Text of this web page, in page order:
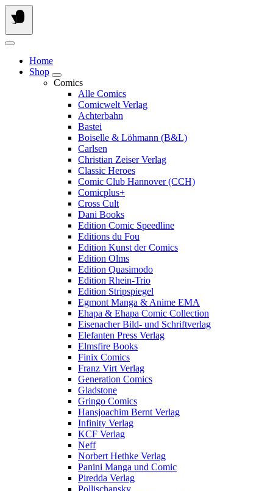
Springe
zum
Inhalt
Home
Shop
Comics
Alle Comics
Comicwelt Verlag
Achterbahn
Bastei
Boiselle & Löhmann (B&L)
Carlsen
Christian Zeiser Verlag
Classic Heroes
Comic Club Hannover (CCH)
Comicplus+
Cross Cult
Dani Books
Edition Comic Speedline
Editions du Fou
Edition Kunst der Comics
Edition Olms
Edition Quasimodo
Edition Rhein-Trio
Edition Stripspiegel
Egmont Manga & Anime EMA
Ehapa & Ehapa Comic Collection
Eisenacher Bild- und Schriftverlag
Elefanten Press Verlag
Elmsfire Books
Finix Comics
Franz Virt Verlag
Generation Comics
Gladstone
Gringo Comics
Hansjoachim Bernt Verlag
Infinity Verlag
KCF Verlag
Neff
Norbert Hethke Verlag
Panini Manga und Comic
Piredda Verlag
Pollischansky